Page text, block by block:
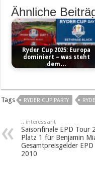
Ähnliche
Ryder Cup 2025: Europa
dominiert – was steht
dem…
Tags RYDER CUP PARTY
.. interessant
Saisonfinale EPD Tour
Platz 1 für Benjamin
Gesamtpreisgelder
2010